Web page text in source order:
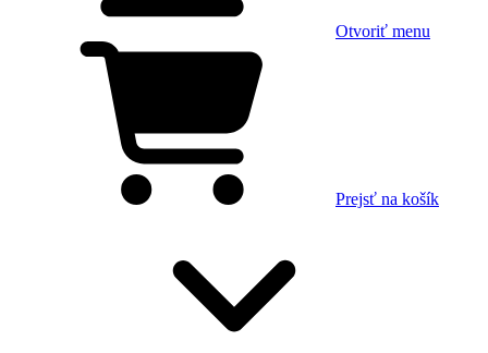
Otvoriť menu
Prejsť na košík